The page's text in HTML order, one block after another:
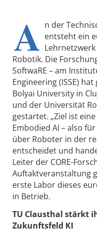
A n der
entsteht ein
Robotik. Die
SoftwaRE – am
Engineering (ISSE)
Bolyai University in
und der Universität
gestartet. „Ziel ist
Embodied AI – also
über Roboter in der
entscheidet und
Leiter der CORE-
Auftaktveranstaltung
erste Labor dieses
in Betrieb.
TU Clausthal stärkt
Zukunftsfeld KI